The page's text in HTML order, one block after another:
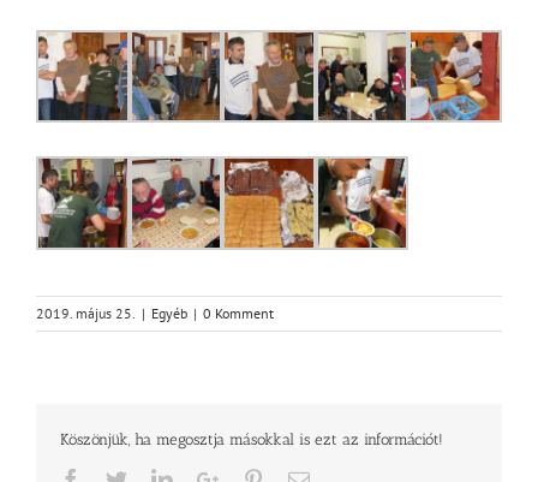
2019. május 25. | Egyéb | 0 Komment
Köszönjük, ha megosztja másokkal is ezt az információt!